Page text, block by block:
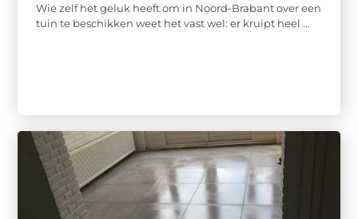
Wie zelf het geluk heeft om in Noord-Brabant over een
tuin te beschikken weet het vast wel: er kruipt heel ...